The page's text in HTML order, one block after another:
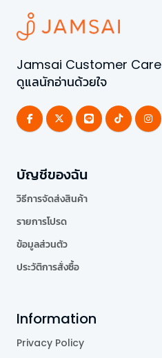
Jamsai Customer Care
ดูแลนักอ่านด้วยใจ
บัญชีของฉัน
วิธีการจัดส่งสินค้า
รายการโปรด
ข้อมูลส่วนตัว
ประวัติการสั่งซื้อ
Information
Privacy Policy